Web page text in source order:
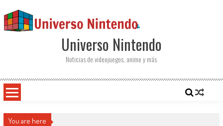
Universo Nintendo
Noticias de videojuegos, anime y más
You are here